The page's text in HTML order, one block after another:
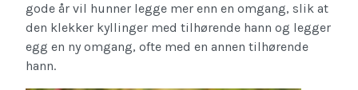
gode år vil hunner legge mer enn en omgang, slik at
den klekker kyllinger med tilhørende hann og legger
egg en ny omgang, ofte med en annen tilhørende
hann.